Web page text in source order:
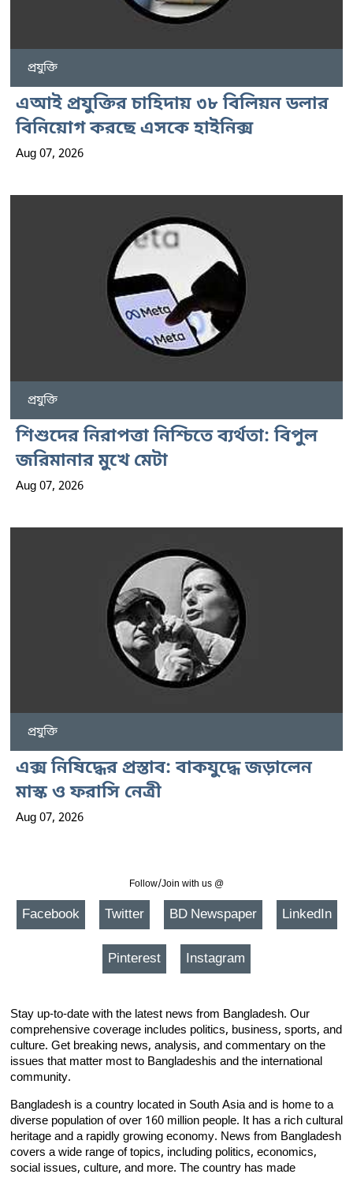
প্রযুক্তি
এআই প্রযুক্তির চাহিদায় ৩৮ বিলিয়ন ডলার
বিনিয়োগ করছে এসকে হাইনিক্স
Aug 07, 2026
প্রযুক্তি
শিশুদের নিরাপত্তা নিশ্চিতে ব্যর্থতা: বিপুল
জরিমানার মুখে মেটা
Aug 07, 2026
প্রযুক্তি
এক্স নিষিদ্ধের প্রস্তাব: বাকযুদ্ধে জড়ালেন
মাস্ক ও ফরাসি নেত্রী
Aug 07, 2026
Follow/Join with us @
Facebook Twitter BD Newspaper LinkedIn
Pinterest Instagram
Stay up-to-date with the latest news from Bangladesh. Our
comprehensive coverage includes politics, business, sports, and
culture. Get breaking news, analysis, and commentary on the
issues that matter most to Bangladeshis and the international
community.
Bangladesh is a country located in South Asia and is home to a
diverse population of over 160 million people. It has a rich cultural
heritage and a rapidly growing economy. News from Bangladesh
covers a wide range of topics, including politics, economics,
social issues, culture, and more. The country has made